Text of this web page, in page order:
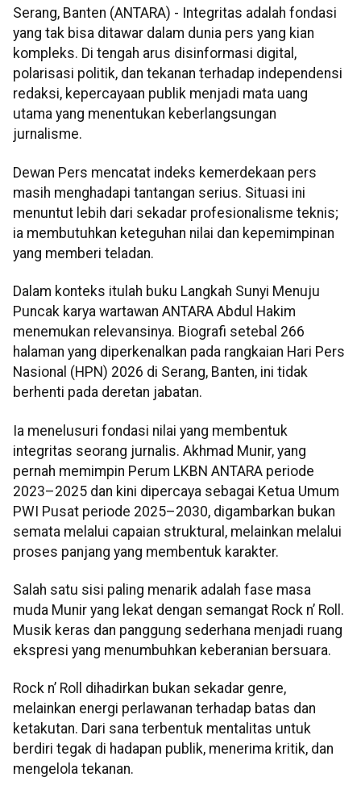
Serang, Banten (ANTARA) - Integritas adalah fondasi
yang tak bisa ditawar dalam dunia pers yang kian
kompleks. Di tengah arus disinformasi digital,
polarisasi politik, dan tekanan terhadap independensi
redaksi, kepercayaan publik menjadi mata uang
utama yang menentukan keberlangsungan
jurnalisme.
Dewan Pers mencatat indeks kemerdekaan pers
masih menghadapi tantangan serius. Situasi ini
menuntut lebih dari sekadar profesionalisme teknis;
ia membutuhkan keteguhan nilai dan kepemimpinan
yang memberi teladan.
Dalam konteks itulah buku Langkah Sunyi Menuju
Puncak karya wartawan ANTARA Abdul Hakim
menemukan relevansinya. Biografi setebal 266
halaman yang diperkenalkan pada rangkaian Hari Pers
Nasional (HPN) 2026 di Serang, Banten, ini tidak
berhenti pada deretan jabatan.
Ia menelusuri fondasi nilai yang membentuk
integritas seorang jurnalis. Akhmad Munir, yang
pernah memimpin Perum LKBN ANTARA periode
2023–2025 dan kini dipercaya sebagai Ketua Umum
PWI Pusat periode 2025–2030, digambarkan bukan
semata melalui capaian struktural, melainkan melalui
proses panjang yang membentuk karakter.
Salah satu sisi paling menarik adalah fase masa
muda Munir yang lekat dengan semangat Rock n’ Roll.
Musik keras dan panggung sederhana menjadi ruang
ekspresi yang menumbuhkan keberanian bersuara.
Rock n’ Roll dihadirkan bukan sekadar genre,
melainkan energi perlawanan terhadap batas dan
ketakutan. Dari sana terbentuk mentalitas untuk
berdiri tegak di hadapan publik, menerima kritik, dan
mengelola tekanan.